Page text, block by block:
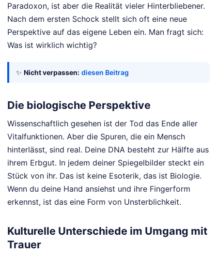
Paradoxon, ist aber die Realität vieler Hinterbliebener.
Nach dem ersten Schock stellt sich oft eine neue
Perspektive auf das eigene Leben ein. Man fragt sich:
Was ist wirklich wichtig?
✨ Nicht verpassen: diesen Beitrag
Die biologische Perspektive
Wissenschaftlich gesehen ist der Tod das Ende aller
Vitalfunktionen. Aber die Spuren, die ein Mensch
hinterlässt, sind real. Deine DNA besteht zur Hälfte aus
ihrem Erbgut. In jedem deiner Spiegelbilder steckt ein
Stück von ihr. Das ist keine Esoterik, das ist Biologie.
Wenn du deine Hand ansiehst und ihre Fingerform
erkennst, ist das eine Form von Unsterblichkeit.
Kulturelle Unterschiede im Umgang mit
Trauer